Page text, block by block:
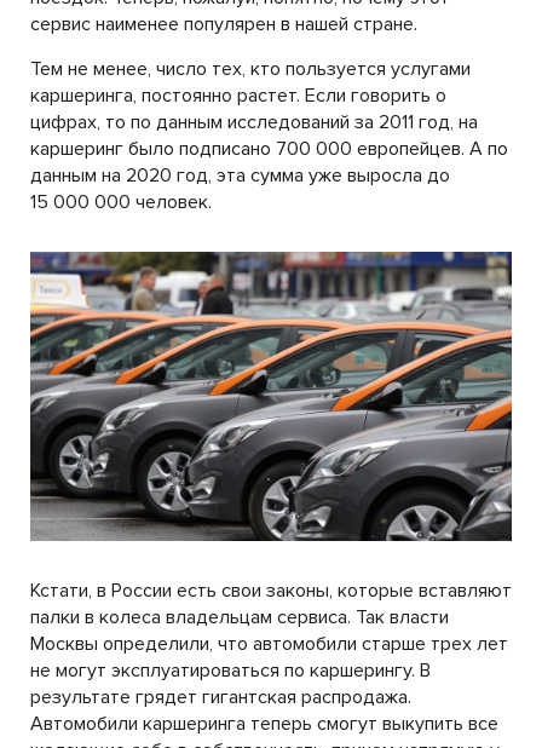
сервис наименее популярен в нашей стране.
Тем не менее, число тех, кто пользуется услугами
каршеринга, постоянно растет. Если говорить о
цифрах, то по данным исследований за 2011 год, на
каршеринг было подписано 700 000 европейцев. А по
данным на 2020 год, эта сумма уже выросла до
15 000 000 человек.
Кстати, в России есть свои законы, которые вставляют
палки в колеса владельцам сервиса. Так власти
Москвы определили, что автомобили старше трех лет
не могут эксплуатироваться по каршерингу. В
результате грядет гигантская распродажа.
Автомобили каршеринга теперь смогут выкупить все